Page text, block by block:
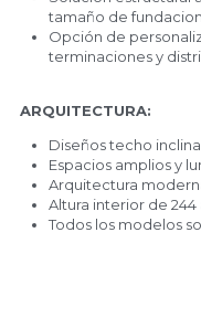
tamaño de
Opción de
terminaciones y
ARQUITECTURA:
Diseños techo
Espacios amplios y
Arquitectura
Altura interior de 244
Todos los modelos